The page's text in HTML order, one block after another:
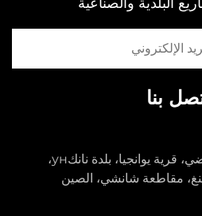
بنا
رقم 30، شارع الشرق العرضي، قرية يوانجيا، بلدة نانكун،
مقاطعة شانشي، الصين